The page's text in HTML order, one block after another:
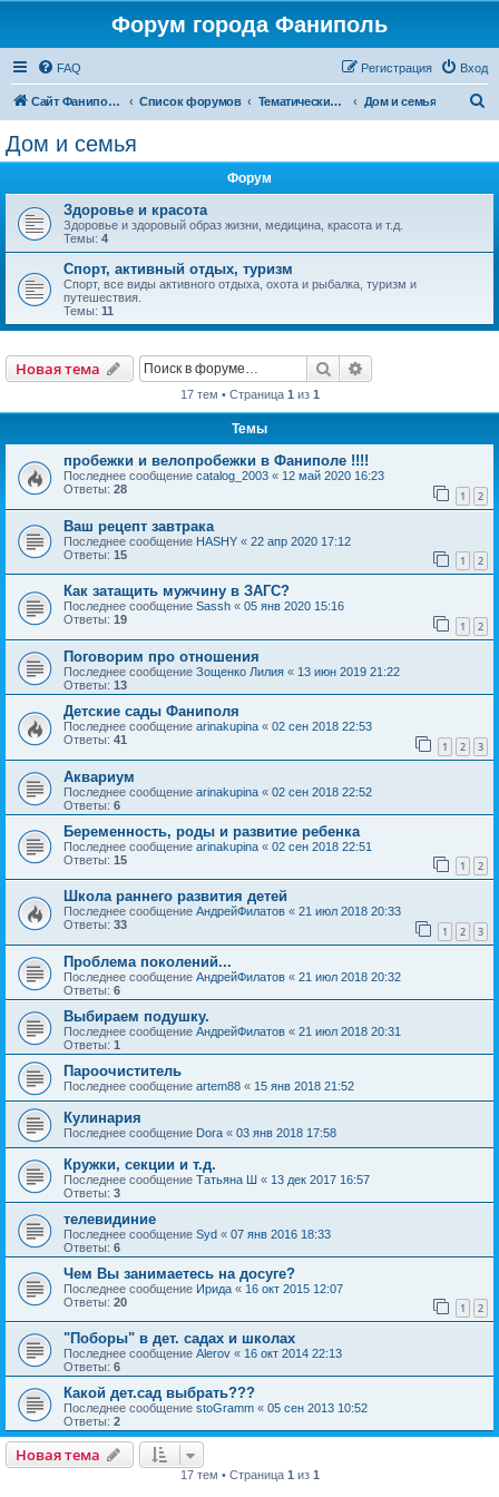
Форум города Фаниполь
FAQ Вход
Регистрация
Сайт Фаниполь OnLine Список форумов Тематические разделы Дом и семья
Дом и семья
Форум
Здоровье и красота
Здоровье и здоровый образ жизни, медицина, красота и т.д.
Темы: 4
Спорт, активный отдых, туризм
Спорт, все виды активного отдыха, охота и рыбалка, туризм и
путешествия.
Темы: 11
Новая тема Поиск
17 тем • Страница 1 из 1
Темы
пробежки и велопробежки в Фаниполе !!!!
Последнее сообщение catalog_2003 « 12 май 2020 16:23
Ответы: 28 1 2
Ваш рецепт завтрака
Последнее сообщение HASHY « 22 апр 2020 17:12
Ответы: 15 1 2
Как затащить мужчину в ЗАГС?
Последнее сообщение Sassh « 05 янв 2020 15:16
Ответы: 19 1 2
Поговорим про отношения
Последнее сообщение Зощенко Лилия « 13 июн 2019 21:22
Ответы: 13
Детские сады Фаниполя
Последнее сообщение arinakupina « 02 сен 2018 22:53
Ответы: 41 1 2 3
Аквариум
Последнее сообщение arinakupina « 02 сен 2018 22:52
Ответы: 6
Беременность, роды и развитие ребенка
Последнее сообщение arinakupina « 02 сен 2018 22:51
Ответы: 15 1 2
Школа раннего развития детей
Последнее сообщение АндрейФилатов « 21 июл 2018 20:33
Ответы: 33 1 2 3
Проблема поколений...
Последнее сообщение АндрейФилатов « 21 июл 2018 20:32
Ответы: 6
Выбираем подушку.
Последнее сообщение АндрейФилатов « 21 июл 2018 20:31
Ответы: 1
Пароочиститель
Последнее сообщение artem88 « 15 янв 2018 21:52
Кулинария
Последнее сообщение Dora « 03 янв 2018 17:58
Кружки, секции и т.д.
Последнее сообщение Татьяна Ш « 13 дек 2017 16:57
Ответы: 3
телевидиние
Последнее сообщение Syd « 07 янв 2016 18:33
Ответы: 6
Чем Вы занимаетесь на досуге?
Последнее сообщение Ирида « 16 окт 2015 12:07
Ответы: 20 1 2
"Поборы" в дет. садах и школах
Последнее сообщение Alerov « 16 окт 2014 22:13
Ответы: 6
Какой дет.сад выбрать???
Последнее сообщение stoGramm « 05 сен 2013 10:52
Ответы: 2
Новая тема
17 тем • Страница 1из 1